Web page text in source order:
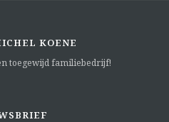
KOENE
toegewijd familiebedrijf!